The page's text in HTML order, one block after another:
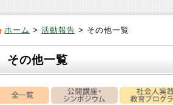
ホーム > 活動報告 > その他一覧
その他一覧